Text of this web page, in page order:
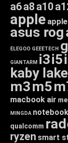
a6a8 a10
apple
asus rog
ELEGOO GEEETECH
GIANTARM i3i5
kaby lake
m3m5
macbook air
MINGDA notebook
qualcomm
ryzen smart